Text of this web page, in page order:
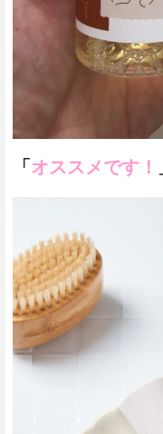
「 オススメです！